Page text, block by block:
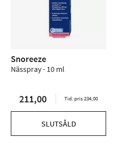
Snoreeze
Nässpray - 10 ml
211,00 Tid. pris 234,00
SLUTSÅLD